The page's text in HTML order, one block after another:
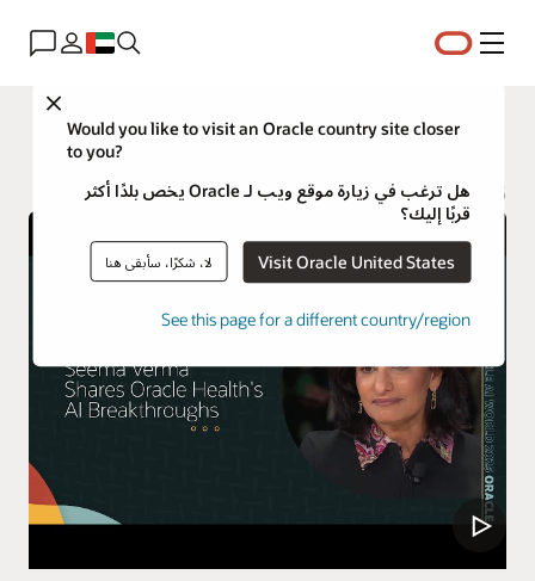
القائمة
Close
Would you like to visit an Oracle country site closer
to you?
هل ترغب في زيارة موقع ويب لـ Oracle يخص بلدًا أكثر
قربًا إليك؟
Visit Oracle United States لا، شكرًا، سأبقى هنا
See this page for a different country/region
Industries
Oracle Life Sciences